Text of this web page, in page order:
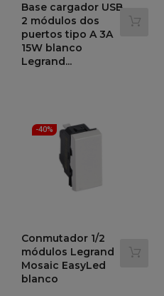
Base cargador USB
2 módulos dos
puertos tipo A 3A
15W blanco
Legrand...
-40%
Conmutador 1/2
módulos Legrand
Mosaic EasyLed
blanco